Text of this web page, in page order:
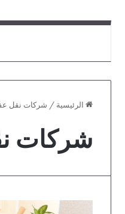
الرئيسية / شركات نقل
شركات